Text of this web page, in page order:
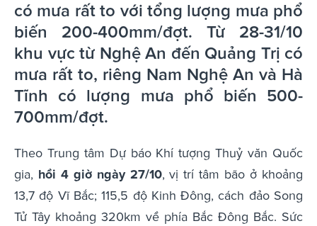
có mưa rất to với tổng lượng mưa phổ
biến 200-400mm/đợt. Từ 28-31/10
khu vực từ Nghệ An đến Quảng Trị có
mưa rất to, riêng Nam Nghệ An và Hà
Tĩnh có lượng mưa phổ biến 500-
700mm/đợt.
Theo Trung tâm Dự báo Khí tượng Thuỷ văn Quốc
gia, hồi 4 giờ ngày 27/10, vị trí tâm bão ở khoảng
13,7 độ Vĩ Bắc; 115,5 độ Kinh Đông, cách đảo Song
Tử Tây khoảng 320km về phía Bắc Đông Bắc. Sức